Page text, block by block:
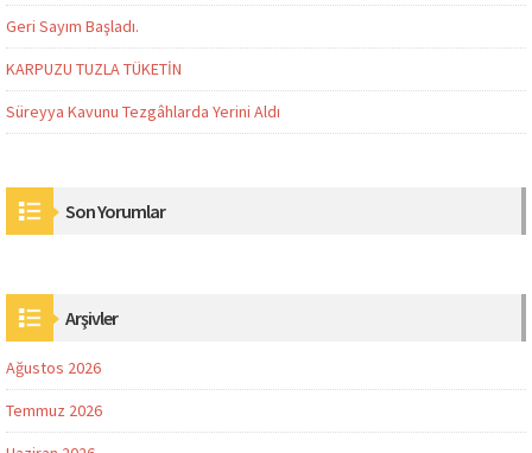
Geri Sayım Başladı.
KARPUZU TUZLA TÜKETİN
Süreyya Kavunu Tezgâhlarda Yerini Aldı
Son Yorumlar
Arşivler
Ağustos 2026
Temmuz 2026